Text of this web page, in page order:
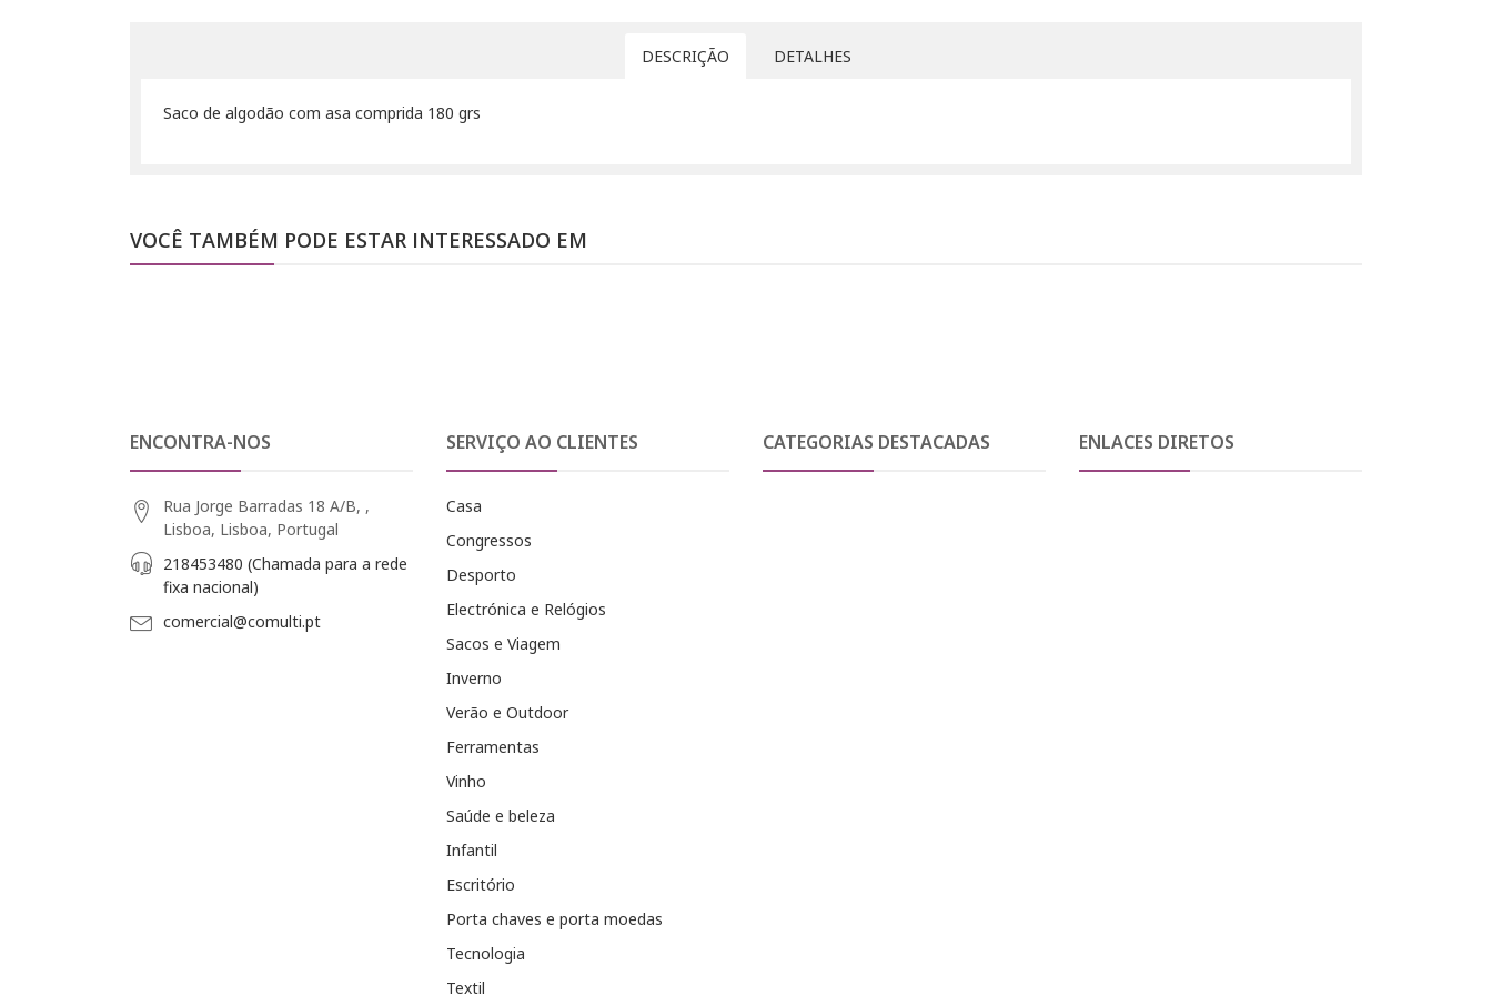
DESCRIÇÃO DETALHES
Saco de algodão com asa comprida 180 grs
VOCÊ TAMBÉM PODE ESTAR INTERESSADO EM
ENCONTRA-NOS
Rua Jorge Barradas 18 A/B, ,
Lisboa, Lisboa, Portugal
218453480 (Chamada para a rede
fixa nacional)
comercial@comulti.pt
SERVIÇO AO CLIENTES
Casa
Congressos
Desporto
Electrónica e Relógios
Sacos e Viagem
Inverno
Verão e Outdoor
Ferramentas
Vinho
Saúde e beleza
Infantil
Escritório
Porta chaves e porta moedas
Tecnologia
Textil
CATEGORIAS DESTACADAS ENLACES DIRETOS